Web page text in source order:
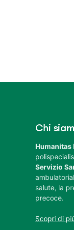
Chi
Humanitas
Servizio
salute, la
precoce.
Scopri di